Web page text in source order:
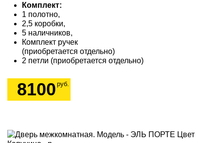
Комплект:
1 полотно,
2,5 коробки,
5 наличников,
Комплект ручек
(приобретается отдельно)
2 петли (приобретается отдельно)
8100 руб.